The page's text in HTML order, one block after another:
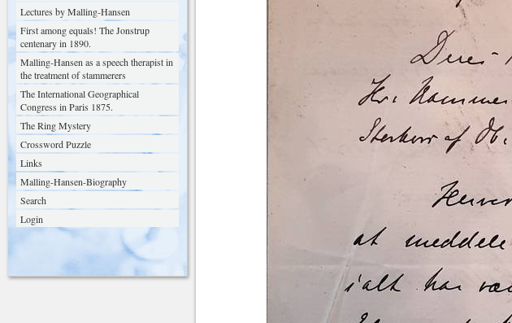
Lectures by Malling-Hansen
First among equals! The Jonstrup
centenary in 1890.
Malling-Hansen as a speech therapist in
the treatment of stammerers
The International Geographical
Congress in Paris 1875.
The Ring Mystery
Crossword Puzzle
Links
Malling-Hansen-Biography
Search
Login